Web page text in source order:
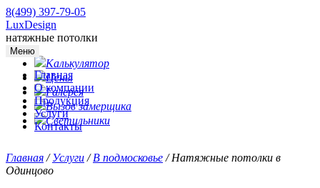
8(499) 397-79-05
LuxDesign
натяжные потолки
Меню
Главная
О компании
Продукция
Услуги
Контакты
Калькулятор
Цены
Галерея
Вызов замерщика
Светильники
Главная /Услуги /В подмосковье /Натяжные потолки в
Одинцово